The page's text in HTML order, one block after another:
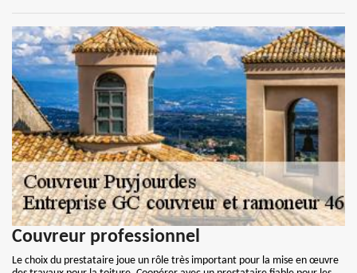
Couvreur professionnel
Le choix du prestataire joue un rôle très important pour la mise en œuvre